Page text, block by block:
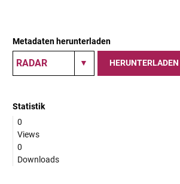
Metadaten herunterladen
HERUNTERLADEN
Statistik
0
Views
0
Downloads